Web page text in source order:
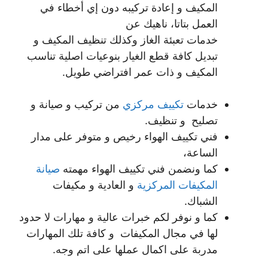
المكيف و إعادة تركيبه دون إي أخطاء في
العمل بتاتا، ناهيك عن
خدمات تعبئة الغاز وكذلك تنظيف المكيف و
تبديل كافة قطع الغيار بنوعيات اصلية تناسب
المكيف و ذات عمر افتراضي طويل.
خدمات تكييف مركزي من تركيب و صيانة و
تصليح و تنظيف.
فني تكييف الهواء رخيص و متوفر على مدار
الساعة،
كما ونضمن فني تكييف الهواء مهمته صيانة
المكيفات المركزية و العادية و مكيفات
الشباك.
كما و نوفر لكم خبرات عالية و مهارات لا حدود
لها في مجال المكيفات و كافة تلك المهارات
مدربة على اكمال عملها على اتم وجه.